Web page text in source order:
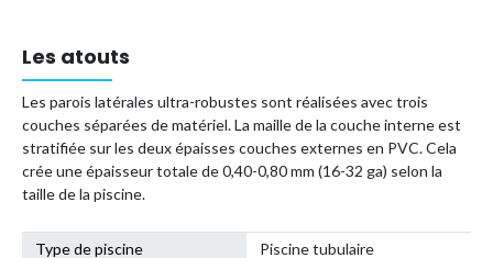
Les atouts
Les parois latérales ultra-robustes sont réalisées avec trois
couches séparées de matériel. La maille de la couche interne est
stratifiée sur les deux épaisses couches externes en PVC. Cela
crée une épaisseur totale de 0,40-0,80 mm (16-32 ga) selon la
taille de la piscine.
Type de piscine
Piscine tubulaire